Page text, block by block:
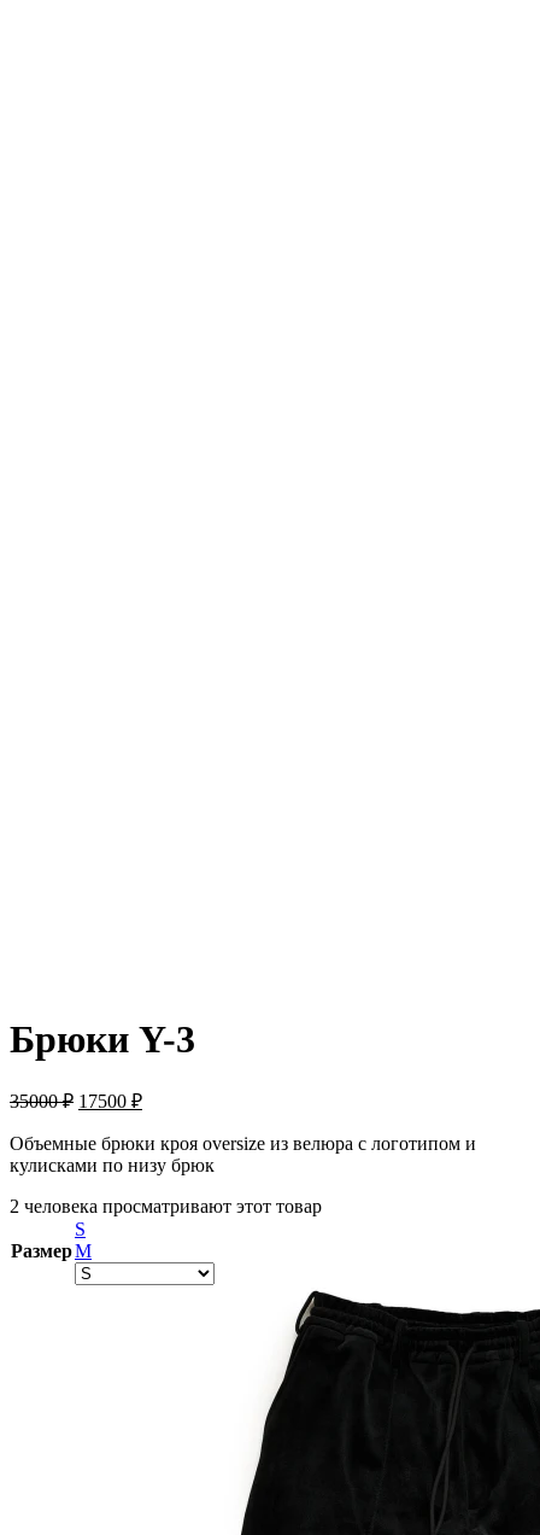
Брюки Y-3
35000₽ 17500 ₽
Объемные брюки кроя oversize из велюра с логотипом и
кулисками по низу брюк
2 человека просматривают этот товар
Размер
S
M